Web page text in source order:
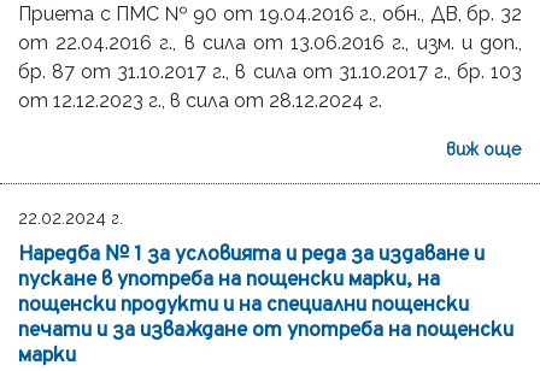
Приета с ПМС № 90 от 19.04.2016 г., обн., ДВ, бр. 32
от 22.04.2016 г., в сила от 13.06.2016 г., изм. и доп.,
бр. 87 от 31.10.2017 г., в сила от 31.10.2017 г., бр. 103
от 12.12.2023 г., в сила от 28.12.2024 г.
виж още
22.02.2024 г.
Наредба № 1 за условията и реда за издаване и
пускане в употреба на пощенски марки, на
пощенски продукти и на специални пощенски
печати и за изваждане от употреба на пощенски
марки